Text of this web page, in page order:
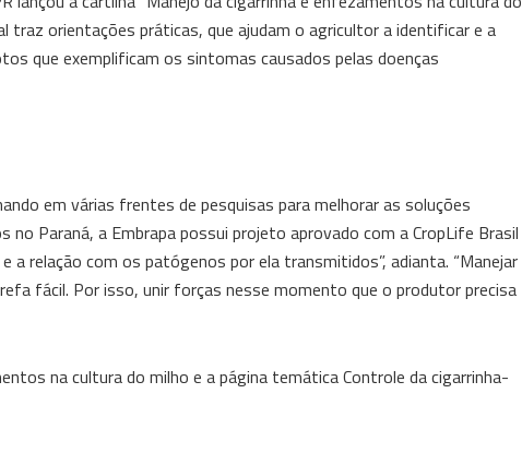
traz orientações práticas, que ajudam o agricultor a identificar e a
que exemplificam os sintomas causados pelas doenças
em várias frentes de pesquisas para melhorar as soluções
Paraná, a Embrapa possui projeto aprovado com a CropLife Brasil
relação com os patógenos por ela transmitidos”, adianta. “Manejar
fácil. Por isso, unir forças nesse momento que o produtor precisa
na cultura do milho e a página temática Controle da cigarrinha-